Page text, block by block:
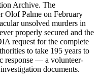
Archive. The
Olof Palme on February
unsolved murders in
properly secured and the
request for the complete
to take 195 years to
response — a volunteer-
documents.